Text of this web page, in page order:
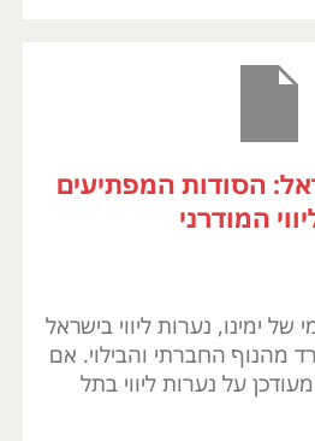
הסודות המפתיעים
המודרני
של ימינו, נערות ליווי בישראל
מהנוף החברתי והבילוי. אם
על נערות ליווי בתל